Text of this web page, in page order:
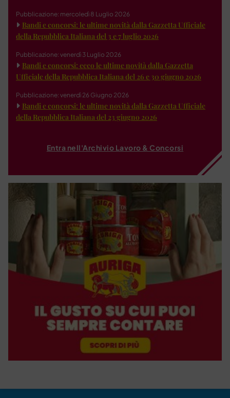
Pubblicazione: mercoledì 8 Luglio 2026
Bandi e concorsi: le ultime novità dalla Gazzetta Ufficiale
della Repubblica Italiana del 3 e 7 luglio 2026
Pubblicazione: venerdì 3 Luglio 2026
Bandi e concorsi: ecco le ultime novità dalla Gazzetta
Ufficiale della Repubblica Italiana del 26 e 30 giugno 2026
Pubblicazione: venerdì 26 Giugno 2026
Bandi e concorsi: le ultime novità dalla Gazzetta Ufficiale
della Repubblica Italiana del 23 giugno 2026
Entra nell'Archivio Lavoro & Concorsi